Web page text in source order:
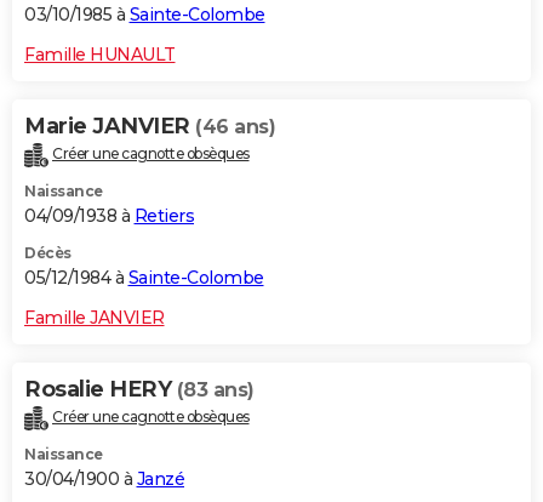
03/10/1985 à Sainte-Colombe
Famille HUNAULT
Marie JANVIER (46 ans)
Créer une cagnotte obsèques
Naissance
04/09/1938 à Retiers
Décès
05/12/1984 à Sainte-Colombe
Famille JANVIER
Rosalie HERY (83 ans)
Créer une cagnotte obsèques
Naissance
30/04/1900 à Janzé